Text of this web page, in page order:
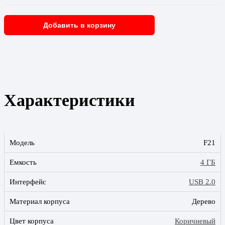
Добавить в корзину
Характеристики
Модель F21
Емкость 4 ГБ
Интерфейс USB 2.0
Материал корпуса Дерево
Цвет корпуса Коричневый